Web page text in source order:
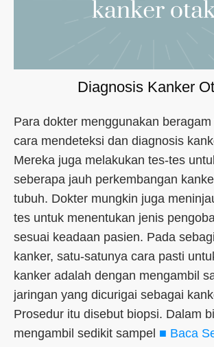
Diagnosis Kanker
Para dokter menggunakan
cara mendeteksi dan diagnosis
Mereka juga melakukan tes-tes
seberapa jauh perkembangan
tubuh. Dokter mungkin juga
tes untuk menentukan jenis
sesuai keadaan pasien. Pada
kanker, satu-satunya cara pasti
kanker adalah dengan mengambil
jaringan yang dicurigai sebagai
Prosedur itu disebut biopsi. Dalam
mengambil sedikit sampel ■ Baca